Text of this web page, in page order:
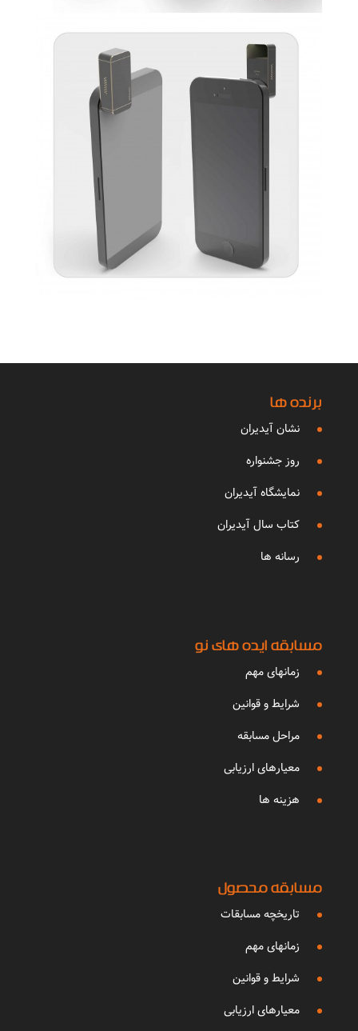
برنده ها
نشان آیدیران
روز جشنواره
نمایشگاه آیدیران
کتاب سال آیدیران
رسانه ها
مسابقه ایده های نو
زمانهای مهم
شرایط و قوانین
مراحل مسابقه
معیارهای ارزیابی
هزینه ها
مسابقه محصول
تاریخچه مسابقات
زمانهای مهم
شرایط و قوانین
معیارهای ارزیابی